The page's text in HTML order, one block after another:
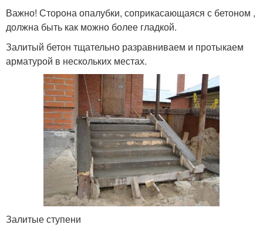
Важно! Сторона опалубки, соприкасающаяся с бетоном ,
должна быть как можно более гладкой.
Залитый бетон тщательно разравниваем и протыкаем
арматурой в нескольких местах.
Залитые ступени